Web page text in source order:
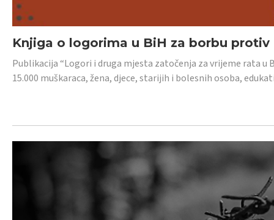
Knjiga o logorima u BiH za borbu
Publikacija “Logori i druga mjesta zatočenja za vrijeme rata u
15.000 muškaraca, žena, djece, starijih i bolesnih osoba,